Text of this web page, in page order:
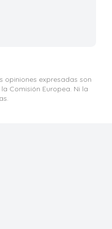
opiniones expresadas son
Comisión Europea. Ni la